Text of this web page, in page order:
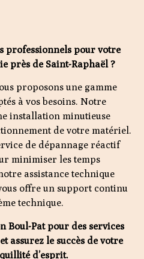
professionnels pour votre
près de Saint-Raphaël ?
proposons une gamme
à vos besoins. Notre
installation minutieuse
de votre matériel.
de dépannage réactif
minimiser les temps
assistance technique
offre un support continu
technique.
Boul-Pat pour des services
assurez le succès de votre
d’esprit.